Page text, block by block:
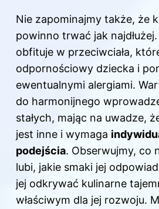
Nie zapominajmy także, że
powinno trwać jak
obfituje w przeciwciała,
odpornościowy dziecka i
ewentualnymi alergiami.
do harmonijnego
stałych, mając na uwadze,
jest inne i wymaga
podejścia. Obserwujmy, co
lubi, jakie smaki jej
jej odkrywać kulinarne
właściwym dla jej rozwoju.